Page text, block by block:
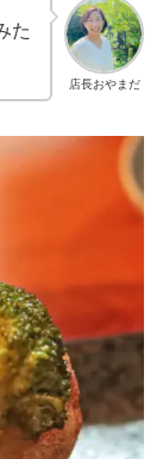
店長おやまだ
た